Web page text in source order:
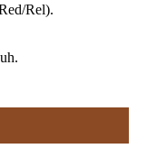
Rel).